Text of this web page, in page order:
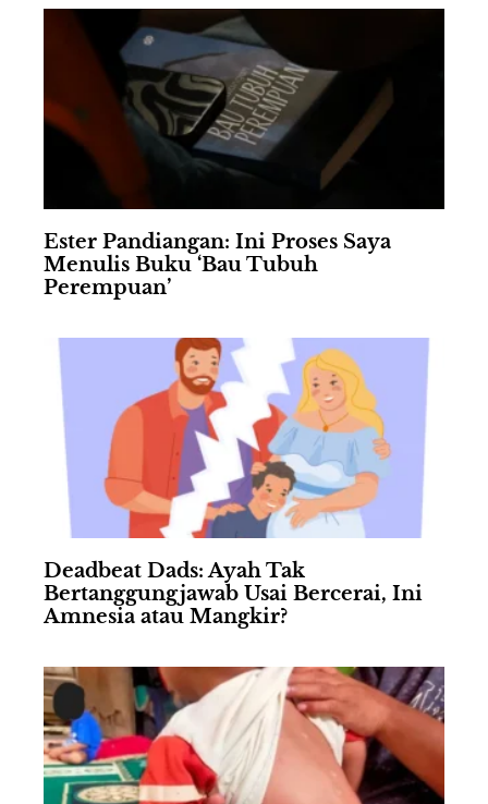
Ester Pandiangan: Ini Proses Saya
Menulis Buku ‘Bau Tubuh
Perempuan’
Deadbeat Dads: Ayah Tak
Bertanggungjawab Usai Bercerai, Ini
Amnesia atau Mangkir?